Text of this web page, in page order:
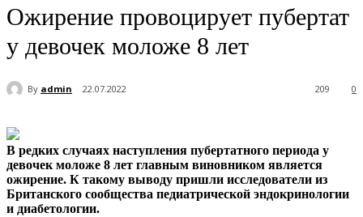
Ожирение провоцирует пубертат
у девочек моложе 8 лет
By admin 22.07.2022 0
209
В редких случаях наступления пубертатного периода у
девочек моложе 8 лет главным виновником является
ожирение. К такому выводу пришли исследователи из
Британского сообщества педиатрической эндокринологии
и диабетологии.